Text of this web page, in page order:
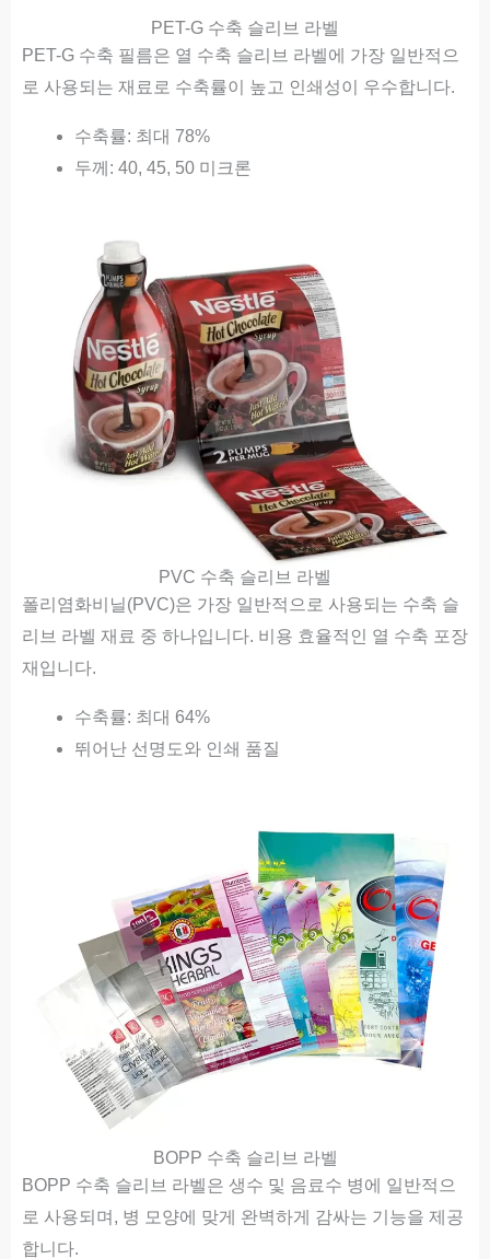
PET-G 수축 슬리브 라벨
PET-G 수축 필름은 열 수축 슬리브 라벨에 가장 일반적으
로 사용되는 재료로 수축률이 높고 인쇄성이 우수합니다.
수축률: 최대 78%
두께: 40, 45, 50 미크론
PVC 수축 슬리브 라벨
폴리염화비닐(PVC)은 가장 일반적으로 사용되는 수축 슬
리브 라벨 재료 중 하나입니다. 비용 효율적인 열 수축 포장
재입니다.
수축률: 최대 64%
뛰어난 선명도와 인쇄 품질
BOPP 수축 슬리브 라벨
BOPP 수축 슬리브 라벨은 생수 및 음료수 병에 일반적으
로 사용되며, 병 모양에 맞게 완벽하게 감싸는 기능을 제공
합니다.